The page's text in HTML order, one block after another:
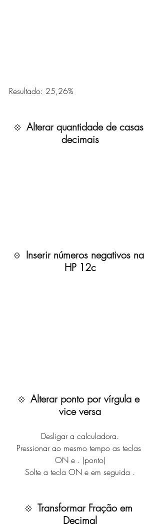
Resultado: 25,26%
💠 Alterar quantidade de casas
decimais
💠 Inserir números negativos na
HP 12c
💠 Alterar ponto por vírgula e
vice versa
Desligar a calculadora.
Pressionar ao mesmo tempo as teclas
ON e . (ponto)
Solte a tecla ON e em seguida .
💠 Transformar Fração em
Decimal